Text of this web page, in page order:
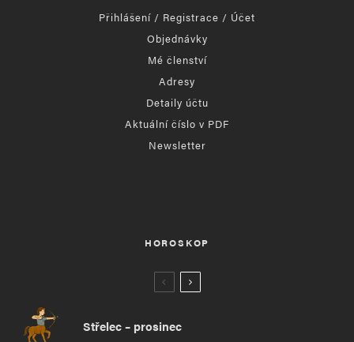
Přihlášení / Registrace / Účet
Objednávky
Mé členství
Adresy
Detaily účtu
Aktuální číslo v PDF
Newsletter
HOROSKOP
Střelec – prosinec